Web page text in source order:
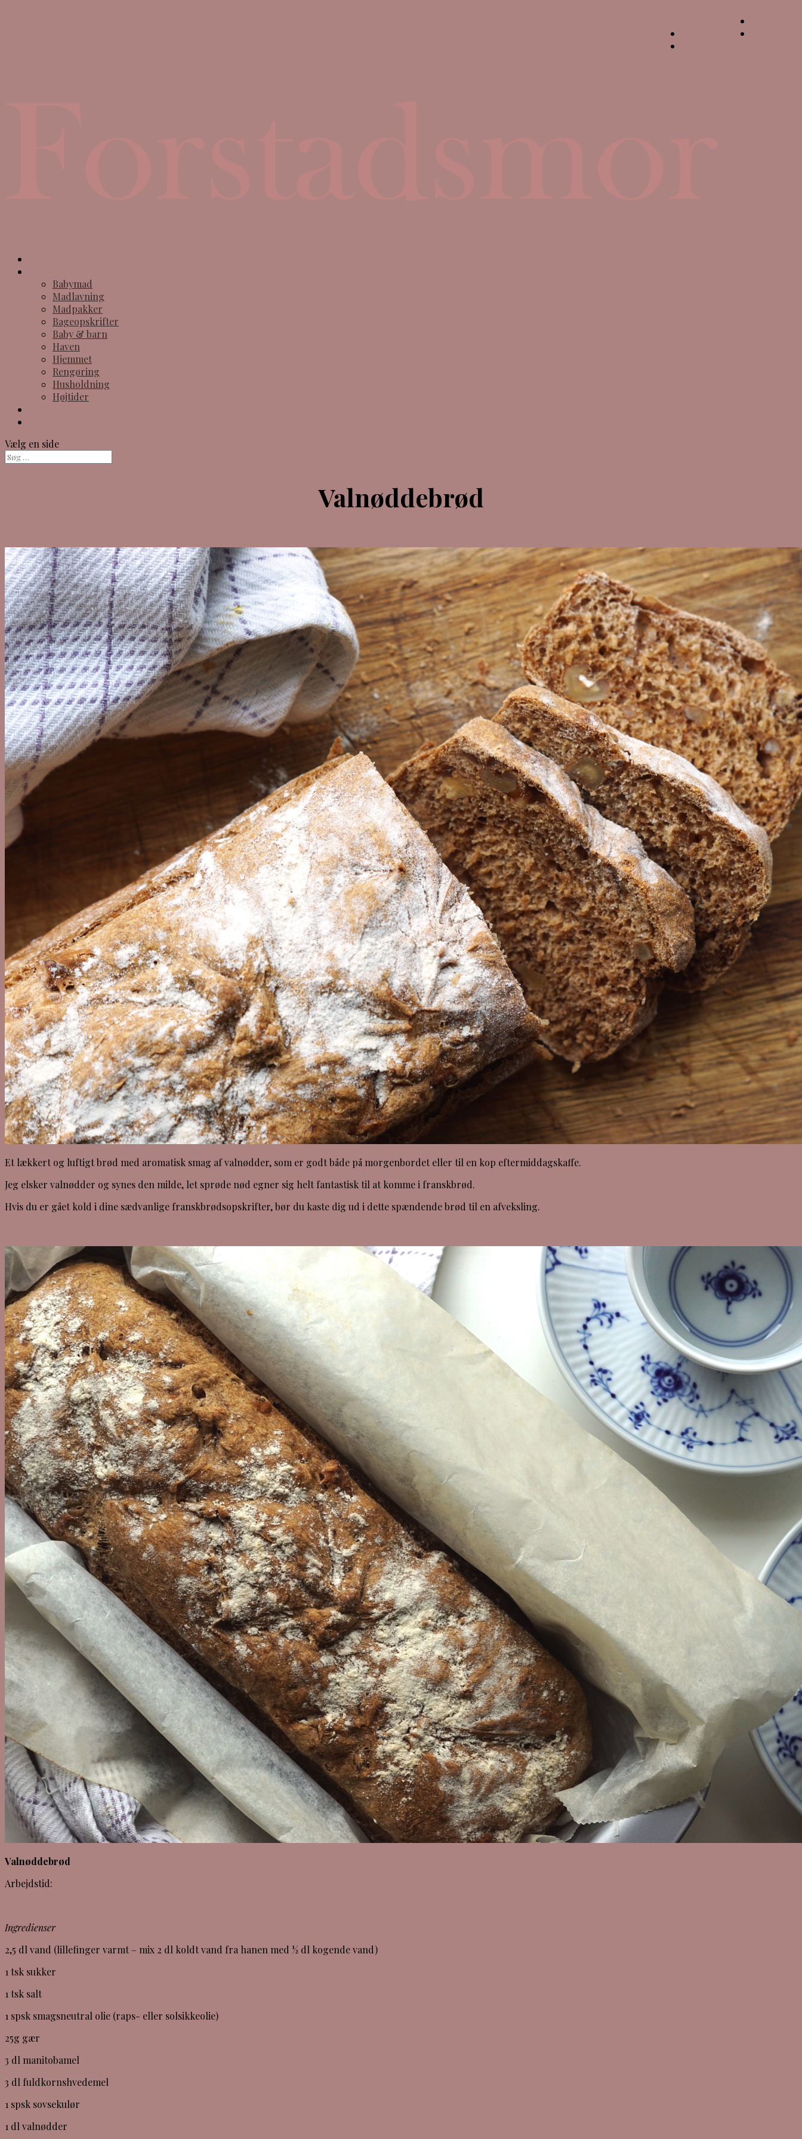
Babymad
Madlavning
Madpakker
Bageopskrifter
Baby & barn
Haven
Hjemmet
Rengøring
Husholdning
Højtider
Vælg en side
Valnøddebrød
Et lækkert og luftigt brød med aromatisk smag af valnødder, som er godt både på morgenbordet eller til en kop eftermiddagskaffe.
Jeg elsker valnødder og synes den milde, let sprøde nød egner sig helt fantastisk til at komme i franskbrød.
Hvis du er gået kold i dine sædvanlige franskbrødsopskrifter, bør du kaste dig ud i dette spændende brød til en afveksling.
Valnøddebrød
Arbejdstid:
Ingredienser
2,5 dl vand (lillefinger varmt – mix 2 dl koldt vand fra hanen med ½ dl kogende vand)
1 tsk sukker
1 tsk salt
1 spsk smagsneutral olie (raps- eller solsikkeolie)
25g gær
3 dl manitobamel
3 dl fuldkornshvedemel
1 spsk sovsekulør
1 dl valnødder